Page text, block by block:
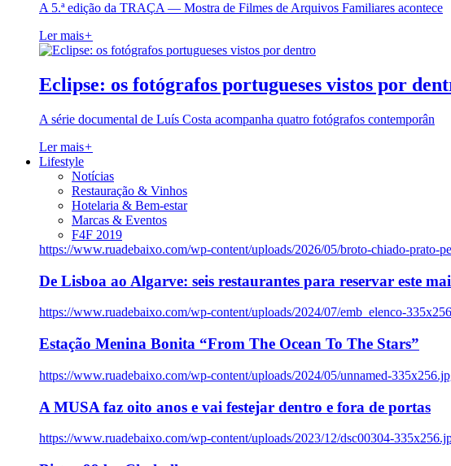
A 5.ª edição da TRAÇA — Mostra de Filmes de Arquivos Familiares acontece
Ler mais+
Eclipse: os fotógrafos portugueses vistos por
A série documental de Luís Costa acompanha quatro fotógrafos contemporân
Ler mais+
Lifestyle
Notícias
Restauração & Vinhos
Hotelaria & Bem-estar
Marcas & Eventos
F4F 2019
https://www.ruadebaixo.com/wp-content/uploads/2026/05/broto-chiado-prato-
De Lisboa ao Algarve: seis restaurantes para reservar este
https://www.ruadebaixo.com/wp-content/uploads/2024/07/emb_elenco-
Estação Menina Bonita “From The Ocean To The Stars”
https://www.ruadebaixo.com/wp-content/uploads/2024/05/unnamed-
A MUSA faz oito anos e vai festejar dentro e fora de portas
https://www.ruadebaixo.com/wp-content/uploads/2023/12/dsc00304-